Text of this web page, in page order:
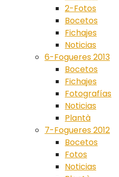
2-Fotos
Bocetos
Fichajes
Noticias
6-Fogueres 2013
Bocetos
Fichajes
Fotografías
Noticias
Plantà
7-Fogueres 2012
Bocetos
Fotos
Noticias